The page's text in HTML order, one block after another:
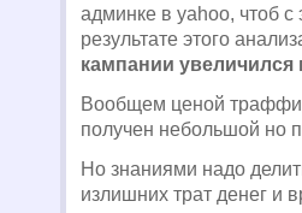
админке в yahoo, чтоб
результате этого
кампании
Вообщем ценой
получен небольшой но
Но знаниями надо
излишних трат денег и